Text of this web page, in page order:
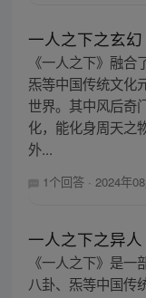
一人之下之玄幻
《一人之下》融合
炁等中国传统文化
世界。其中风后奇
化，能化身周天之
外...
1个回答 · 2024年
一人之下之异人
《一人之下》是
八卦、炁等中国传